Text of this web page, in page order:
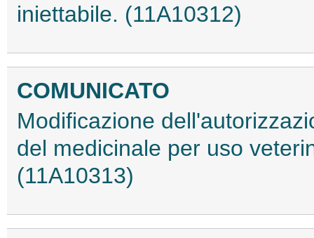
iniettabile. (11A10312)
COMUNICATO
Modificazione
del medicinale per uso
(11A10313)